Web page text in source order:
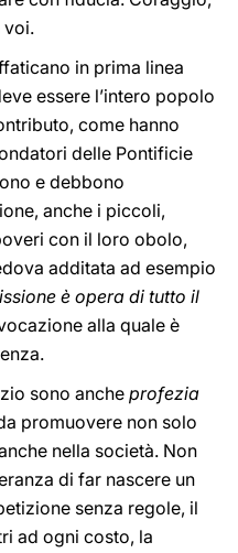
voi.
in prima linea
essere l’intero popolo
come hanno
delle Pontificie
e debbono
anche i piccoli,
con il loro obolo,
additata ad esempio
è opera di tutto il
alla quale è
sono ancheprofezia
promuovere non solo
nella società. Non
di far nascere un
senza regole, il
ad ogni costo, la